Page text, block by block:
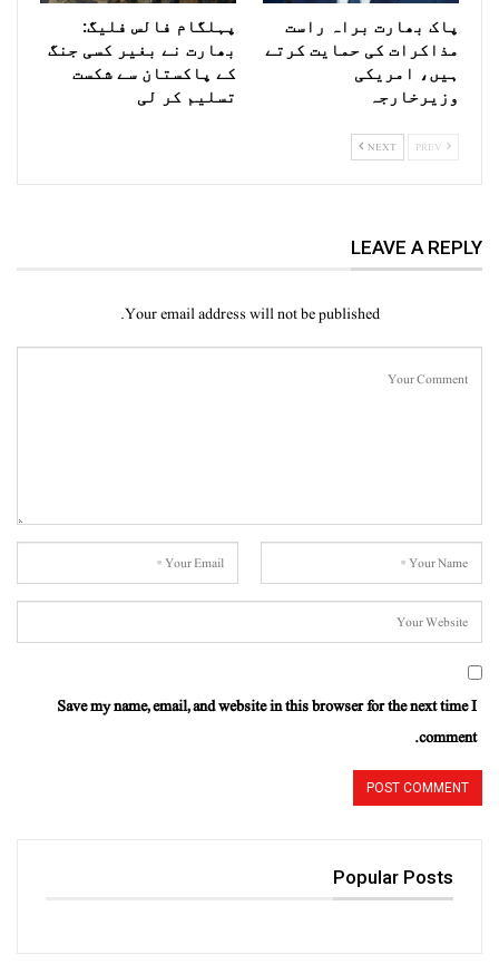
پاک بھارت براہ راست
مذاکرات کی حمایت کرتے
ہیں، امریکی
وزیرخارجہ
پہلگام فالس فلیگ:
بھارت نے بغیر کسی جنگ
کے پاکستان سے شکست
تسلیم کر لی
NEXT
LEAVE A REPLY
Your email address will not be published.
Save my name, email, and website in this browser for the next time I
comment.
Popular Posts